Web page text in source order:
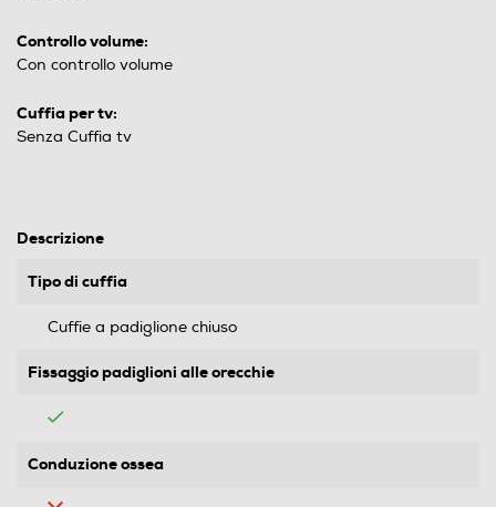
Controllo volume:
Con controllo volume
Cuffia per tv:
Senza Cuffia tv
Descrizione
Tipo di cuffia
Cuffie a padiglione chiuso
Fissaggio padiglioni alle orecchie
Conduzione ossea